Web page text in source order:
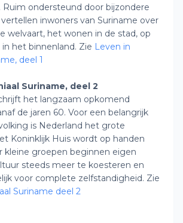
Ruim ondersteund door bijzondere
inwoners van Suriname over
welvaart, het wonen in de stad, op
het binnenland. Zie Leven in
deel 1
Suriname, deel 2
het langzaam opkomend
de jaren 60. Voor een belangrijk
is Nederland het grote
Koninklijk Huis wordt op handen
kleine groepen beginnen eigen
steeds meer te koesteren en
voor complete zelfstandigheid. Zie
Suriname deel 2